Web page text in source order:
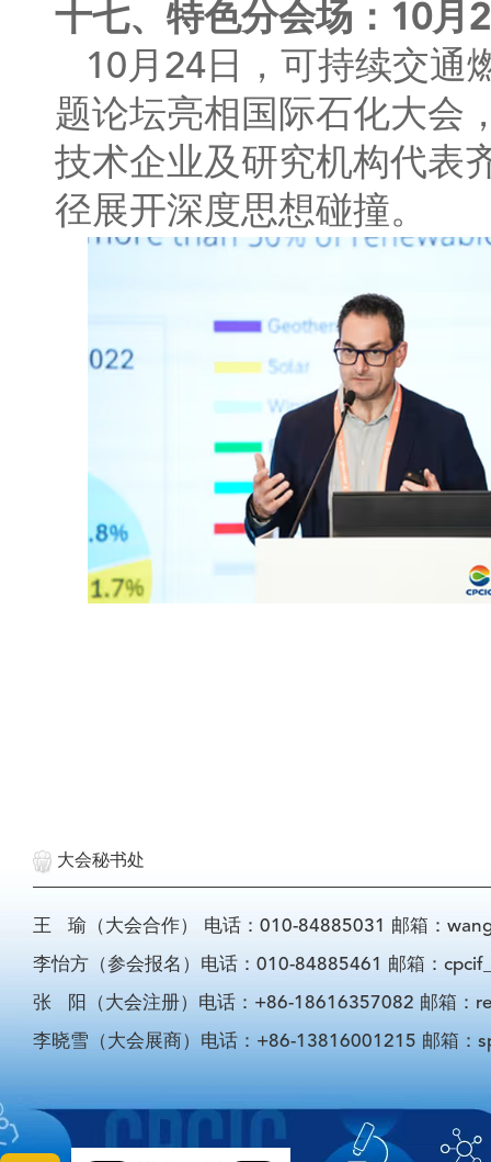
十七、特色分会场：10月
10月24日，可持续交通
题论坛亮相国际石化大会
技术企业及研究机构代表
径展开深度思想碰撞。
大会秘书处
王 瑜（大会合作） 电话：010-84885031 邮箱：
李怡方（参会报名）电话：010-84885461 邮箱：
张 阳（大会注册）电话：+86-18616357082 邮箱：
李晓雪（大会展商）电话：+86-13816001215 邮箱：